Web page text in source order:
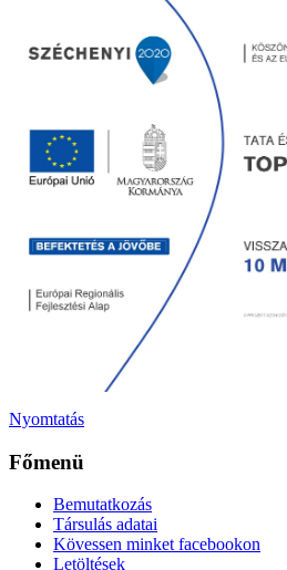
Nyomtatás
Főmenü
Bemutatkozás
Társulás adatai
Kövessen minket facebookon
Letöltések